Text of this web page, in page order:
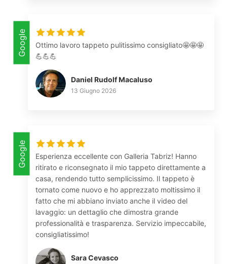
Google
Ottimo lavoro tappeto pulitissimo consigliato🤩🤩🤩
💪💪💪
Daniel Rudolf Macaluso
13 Giugno 2026
Google
Esperienza eccellente con Galleria Tabriz! Hanno
ritirato e riconsegnato il mio tappeto direttamente a
casa, rendendo tutto semplicissimo. Il tappeto è
tornato come nuovo e ho apprezzato moltissimo il
fatto che mi abbiano inviato anche il video del
lavaggio: un dettaglio che dimostra grande
professionalità e trasparenza. Servizio impeccabile,
consigliatissimo!
Sara Cevasco